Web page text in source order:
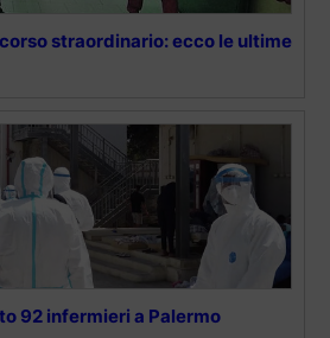
straordinario: ecco le ultime
92 infermieri a Palermo